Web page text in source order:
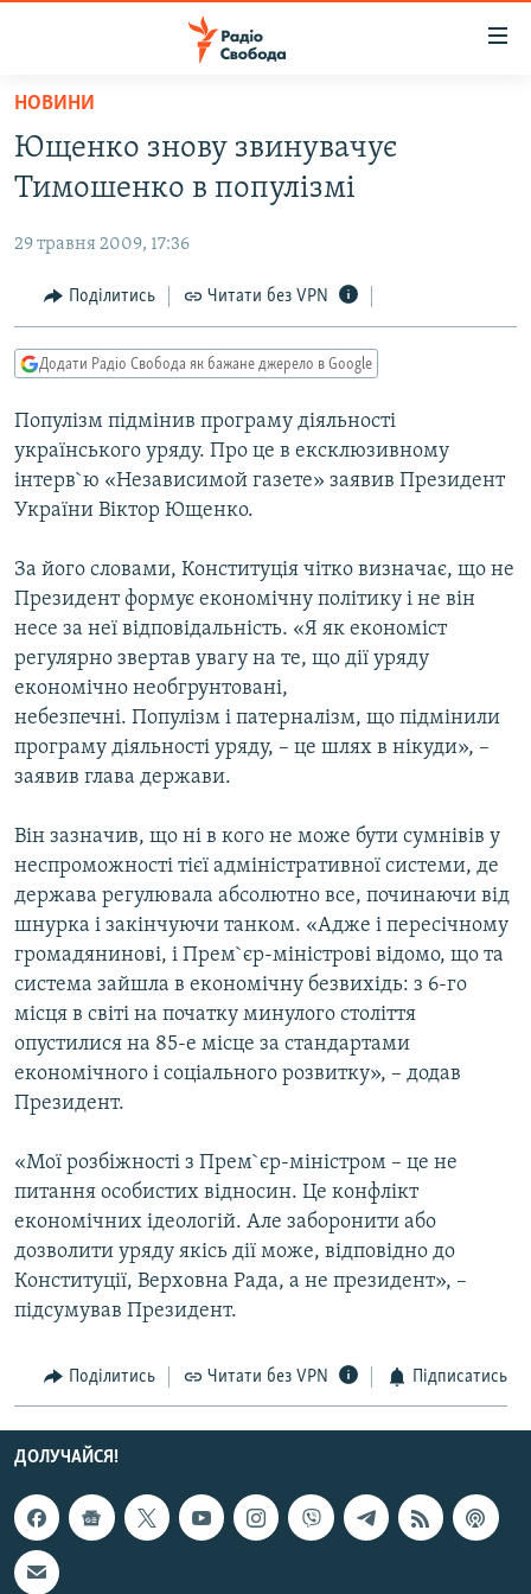
Перейти
основного
матеріалу
до
навігації
Перейти
до
ВСЕ ЗА ДОБУ
ПОЛІТИКА
ЕКОНОМІКА
КУЛЬТУРА
СПОРТ
УКРАЇНА
СВІТ
ВІЙНА
РОСІЙСЬКА «ФІЛЬТРАЦІЯ»
КРИМ.РЕАЛІЇ
ТИ ЯК?
СХЕМИ
КИТАЙ.ВИКЛИКИ
ФОТО
СПЕЦПРОЄКТИ
ПОДКАСТИ
КРИМ РЕАЛІЇ
РУС
КТАТ
ДОЛУЧАЙСЯ!
Усі сайти RFE/RL
НОВИНИ
Ющенко знову звинувачує
Тимошенко в популізмі
29 травня 2009, 17:36
Поділитись Читати без VPN
Додати Радіо Свобода як бажане джерело в Google
Популізм підмінив програму діяльності
українського уряду. Про це в ексклюзивному
інтерв`ю «Независимой газете» заявив Президент
України Віктор Ющенко.
За його словами, Конституція чітко визначає, що не
Президент формує економічну політику і не він
несе за неї відповідальність. «Я як економіст
регулярно звертав увагу на те, що дії уряду
економічно необгрунтовані,
небезпечні. Популізм і патерналізм, що підмінили
програму діяльності уряду, – це шлях в нікуди», –
заявив глава держави.
Він зазначив, що ні в кого не може бути сумнівів у
неспроможності тієї адміністративної системи, де
держава регулювала абсолютно все, починаючи від
шнурка і закінчуючи танком. «Адже і пересічному
громадянинові, і Прем`єр-міністрові відомо, що та
система зайшла в економічну безвихідь: з 6-го
місця в світі на початку минулого століття
опустилися на 85-е місце за стандартами
економічного і соціального розвитку», – додав
Президент.
«Мої розбіжності з Прем`єр-міністром – це не
питання особистих відносин. Це конфлікт
економічних ідеологій. Але заборонити або
дозволити уряду якісь дії може, відповідно до
Конституції, Верховна Рада, а не президент», –
підсумував Президент.
Поділитись Читати без VPN Підписатись
ДОЛУЧАЙСЯ!